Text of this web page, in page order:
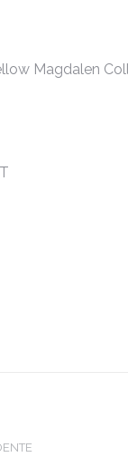
Magdalen